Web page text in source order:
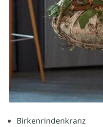
Birkenrindenkranz